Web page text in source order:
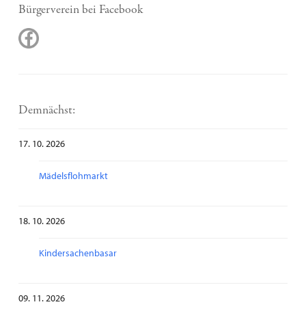
Bürgerverein bei Facebook
Demnächst:
17. 10. 2026
Mädelsflohmarkt
18. 10. 2026
Kindersachenbasar
09. 11. 2026